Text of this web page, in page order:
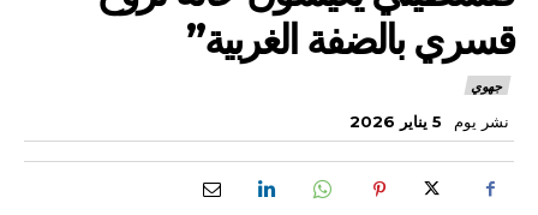
قسري بالضفة الغربية”
جهوي
نشر يوم 5 يناير 2026